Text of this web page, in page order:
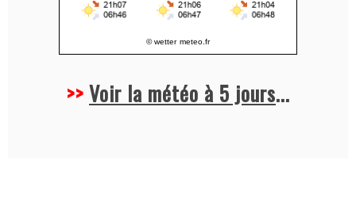
© wetter meteo.fr
>>Voir la météo à 5 jours...